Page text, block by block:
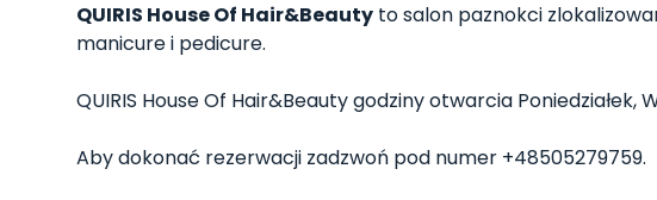
QUIRIS House Of Hair&Beauty to salon paznokci
manicure i pedicure.
QUIRIS House Of Hair&Beauty godziny otwarcia
Aby dokonać rezerwacji zadzwoń pod numer +48505279759.